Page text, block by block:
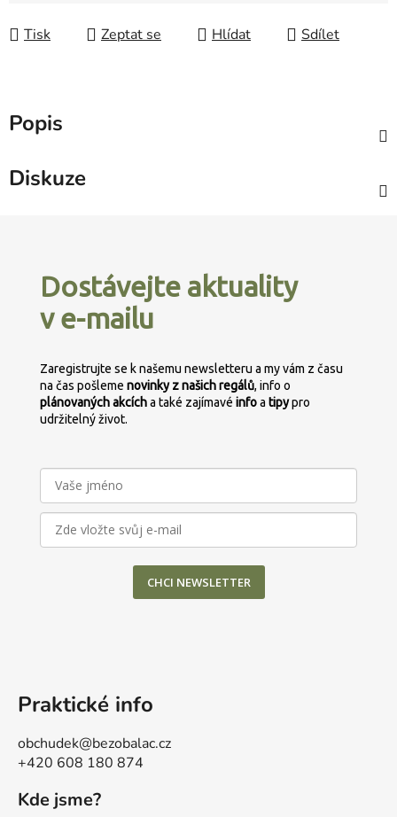
Tisk Zeptat se Hlídat Sdílet
Popis
Diskuze
Dostávejte aktuality
v e-mailu
Zaregistrujte se k našemu newsletteru a my vám z času
na čas pošleme novinky z našich regálů, info o
plánovanýchakcícha také zajímavé infoa tipypro
udržitelný život.
CHCI NEWSLETTER
Praktické info
obchudek@bezobalac.cz
+420 608 180 874
Kde jsme?